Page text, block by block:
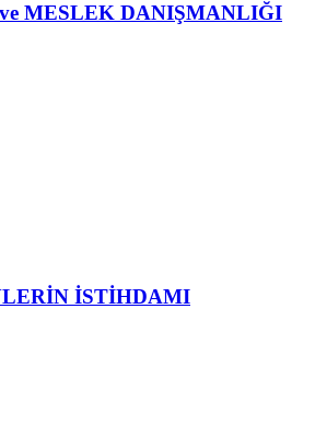
MESLEK DANIŞMANLIĞI
İSTİHDAMI